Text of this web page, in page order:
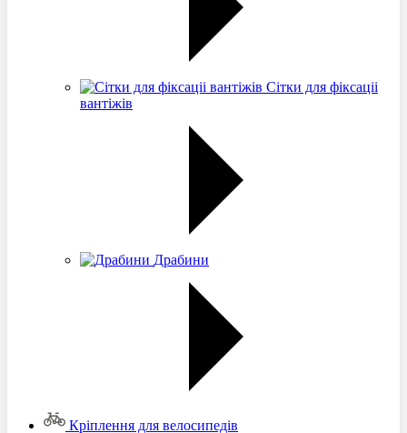
Сітки для фіксаціі
вантіжів
Драбини
Кріплення для велосипедів